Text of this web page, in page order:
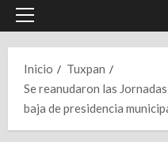
Menú
Inicio
Tuxpan
Se reanudaron las
baja de presidencia